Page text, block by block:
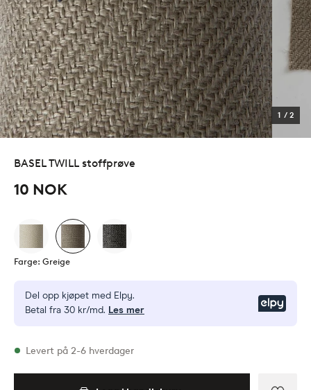
1 / 2
BASEL TWILL stoffprøve
10 NOK
Farge: Greige
Del opp kjøpet med Elpy.
Betal fra 30 kr/md. Les mer
På lager
Levert på 2-6 hverdager